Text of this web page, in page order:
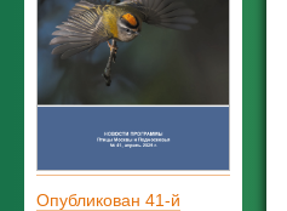
Опубликован 41-й